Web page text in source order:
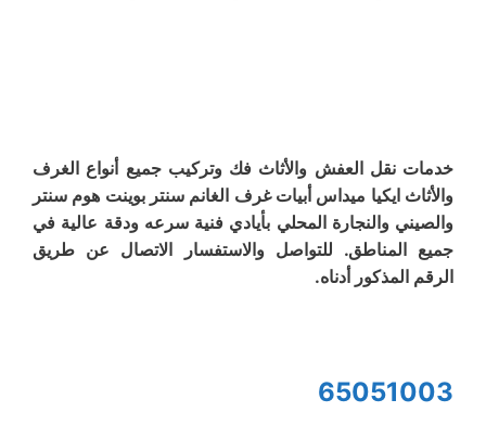
خدمات نقل العفش والأثاث فك وتركيب جميع أنواع الغرف
والأثاث ايكيا ميداس أبيات غرف الغانم سنتر بوينت هوم سنتر
والصيني والنجارة المحلي بأيادي فنية سرعه ودقة عالية في
جميع المناطق. للتواصل والاستفسار الاتصال عن طريق
الرقم المذكور أدناه.
65051003